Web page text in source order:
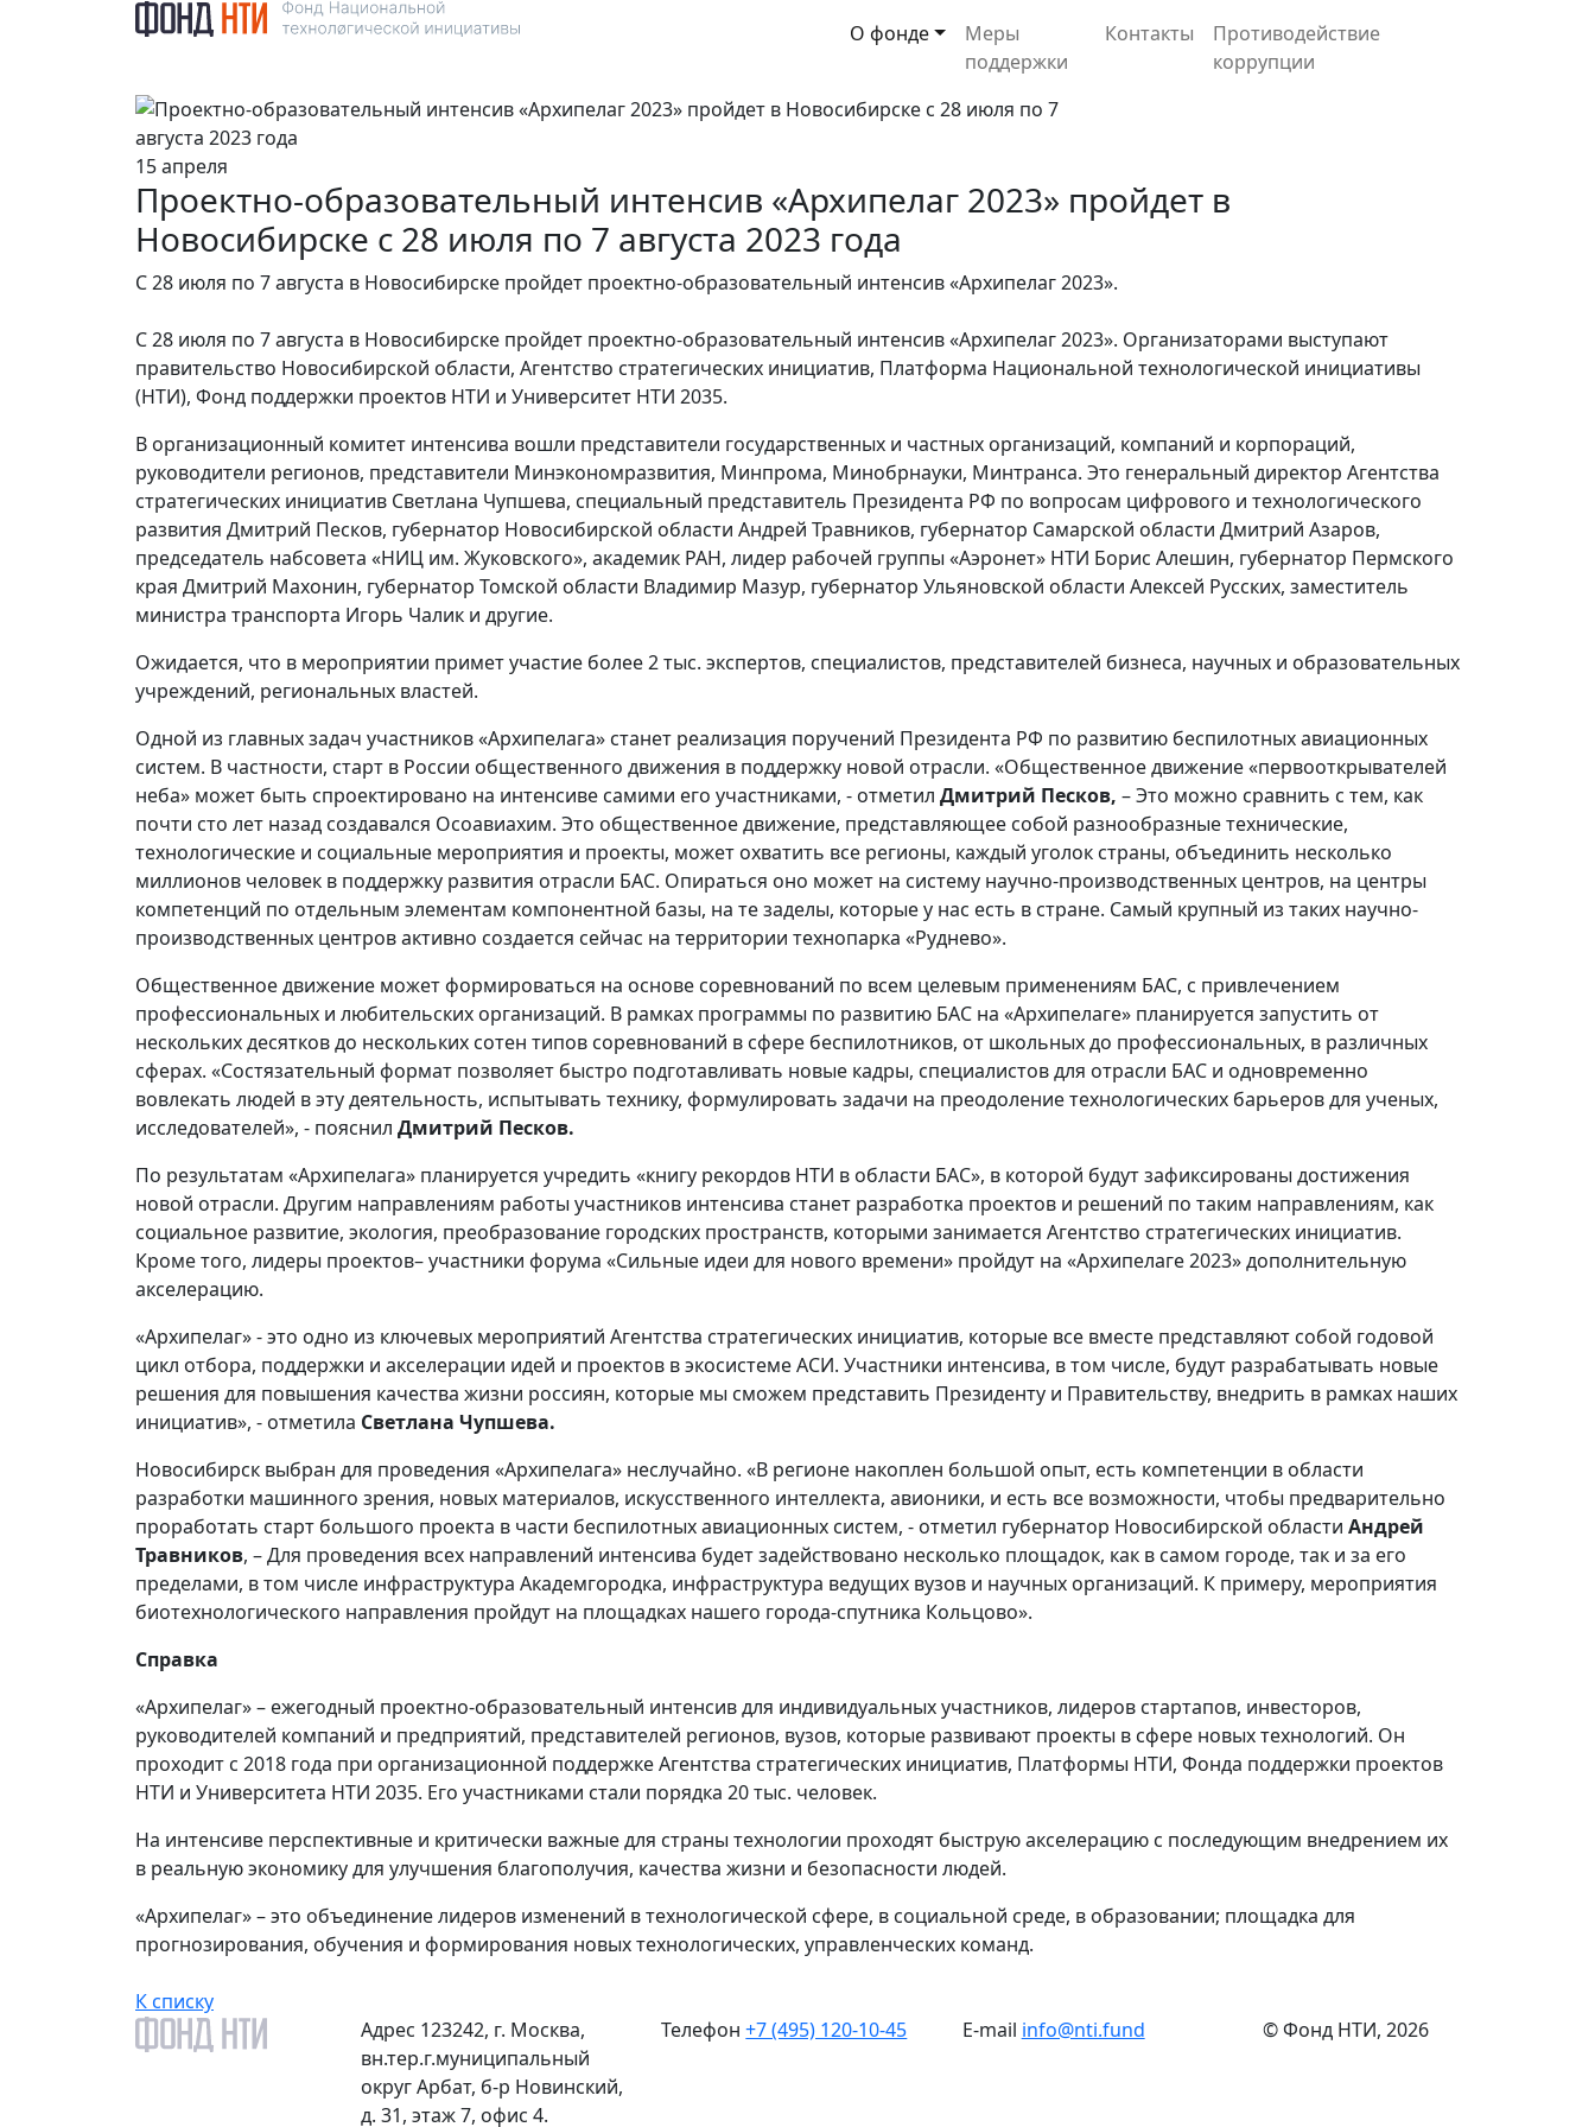
О фонде
Меры
поддержки
Контакты
Противодействие
коррупции
15 апреля
Проектно-образовательный интенсив «Архипелаг 2023» пройдет в
Новосибирске с 28 июля по 7 августа 2023 года
С 28 июля по 7 августа в Новосибирске пройдет проектно-образовательный интенсив «Архипелаг 2023».
С 28 июля по 7 августа в Новосибирске пройдет проектно-образовательный интенсив «Архипелаг 2023». Организаторами выступают
правительство Новосибирской области, Агентство стратегических инициатив, Платформа Национальной технологической инициативы
(НТИ), Фонд поддержки проектов НТИ и Университет НТИ 2035.
В организационный комитет интенсива вошли представители государственных и частных организаций, компаний и корпораций,
руководители регионов, представители Минэкономразвития, Минпрома, Минобрнауки, Минтранса. Это генеральный директор Агентства
стратегических инициатив Светлана Чупшева, специальный представитель Президента РФ по вопросам цифрового и технологического
развития Дмитрий Песков, губернатор Новосибирской области Андрей Травников, губернатор Самарской области Дмитрий Азаров,
председатель набсовета «НИЦ им. Жуковского», академик РАН, лидер рабочей группы «Аэронет» НТИ Борис Алешин, губернатор Пермского
края Дмитрий Махонин, губернатор Томской области Владимир Мазур, губернатор Ульяновской области Алексей Русских, заместитель
министра транспорта Игорь Чалик и другие.
Ожидается, что в мероприятии примет участие более 2 тыс. экспертов, специалистов, представителей бизнеса, научных и образовательных
учреждений, региональных властей.
Одной из главных задач участников «Архипелага» станет реализация поручений Президента РФ по развитию беспилотных авиационных
систем. В частности, старт в России общественного движения в поддержку новой отрасли. «Общественное движение «первооткрывателей
неба» может быть спроектировано на интенсиве самими его участниками, - отметил Дмитрий Песков, – Это можно сравнить с тем, как
почти сто лет назад создавался Осоавиахим. Это общественное движение, представляющее собой разнообразные технические,
технологические и социальные мероприятия и проекты, может охватить все регионы, каждый уголок страны, объединить несколько
миллионов человек в поддержку развития отрасли БАС. Опираться оно может на систему научно-производственных центров, на центры
компетенций по отдельным элементам компонентной базы, на те заделы, которые у нас есть в стране. Самый крупный из таких научно-
производственных центров активно создается сейчас на территории технопарка «Руднево».
Общественное движение может формироваться на основе соревнований по всем целевым применениям БАС, с привлечением
профессиональных и любительских организаций. В рамках программы по развитию БАС на «Архипелаге» планируется запустить от
нескольких десятков до нескольких сотен типов соревнований в сфере беспилотников, от школьных до профессиональных, в различных
сферах. «Состязательный формат позволяет быстро подготавливать новые кадры, специалистов для отрасли БАС и одновременно
вовлекать людей в эту деятельность, испытывать технику, формулировать задачи на преодоление технологических барьеров для ученых,
исследователей», - пояснил Дмитрий Песков.
По результатам «Архипелага» планируется учредить «книгу рекордов НТИ в области БАС», в которой будут зафиксированы достижения
новой отрасли. Другим направлениям работы участников интенсива станет разработка проектов и решений по таким направлениям, как
социальное развитие, экология, преобразование городских пространств, которыми занимается Агентство стратегических инициатив.
Кроме того, лидеры проектов– участники форума «Сильные идеи для нового времени» пройдут на «Архипелаге 2023» дополнительную
акселерацию.
«Архипелаг» - это одно из ключевых мероприятий Агентства стратегических инициатив, которые все вместе представляют собой годовой
цикл отбора, поддержки и акселерации идей и проектов в экосистеме АСИ. Участники интенсива, в том числе, будут разрабатывать новые
решения для повышения качества жизни россиян, которые мы сможем представить Президенту и Правительству, внедрить в рамках наших
инициатив», - отметила Светлана Чупшева.
Новосибирск выбран для проведения «Архипелага» неслучайно. «В регионе накоплен большой опыт, есть компетенции в области
разработки машинного зрения, новых материалов, искусственного интеллекта, авионики, и есть все возможности, чтобы предварительно
проработать старт большого проекта в части беспилотных авиационных систем, - отметил губернатор Новосибирской области Андрей
Травников, – Для проведения всех направлений интенсива будет задействовано несколько площадок, как в самом городе, так и за его
пределами, в том числе инфраструктура Академгородка, инфраструктура ведущих вузов и научных организаций. К примеру, мероприятия
биотехнологического направления пройдут на площадках нашего города-спутника Кольцово».
Справка
«Архипелаг» – ежегодный проектно-образовательный интенсив для индивидуальных участников, лидеров стартапов, инвесторов,
руководителей компаний и предприятий, представителей регионов, вузов, которые развивают проекты в сфере новых технологий. Он
проходит с 2018 года при организационной поддержке Агентства стратегических инициатив, Платформы НТИ, Фонда поддержки проектов
НТИ и Университета НТИ 2035. Его участниками стали порядка 20 тыс. человек.
На интенсиве перспективные и критически важные для страны технологии проходят быструю акселерацию с последующим внедрением их
в реальную экономику для улучшения благополучия, качества жизни и безопасности людей.
«Архипелаг» – это объединение лидеров изменений в технологической сфере, в социальной среде, в образовании; площадка для
прогнозирования, обучения и формирования новых технологических, управленческих команд.
К списку
Адрес 123242, г. Москва,
вн.тер.г.муниципальный
округ Арбат, б-р Новинский,
д. 31, этаж 7, офис 4.
Телефон +7 (495) 120-10-45 E-mail info@nti.fund © Фонд НТИ, 2026